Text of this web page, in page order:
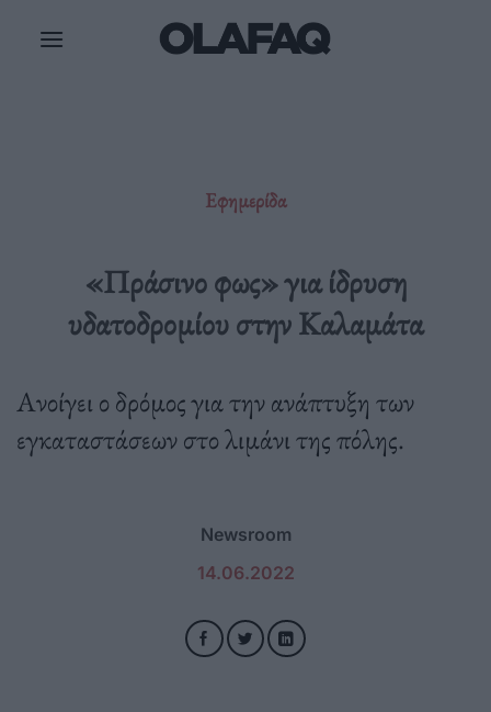
Εφημερίδα
«Πράσινο φως» για ίδρυση
υδατοδρομίου στην Καλαμάτα
Ανοίγει ο δρόμος για την ανάπτυξη των
εγκαταστάσεων στο λιμάνι της πόλης.
Newsroom
14.06.2022